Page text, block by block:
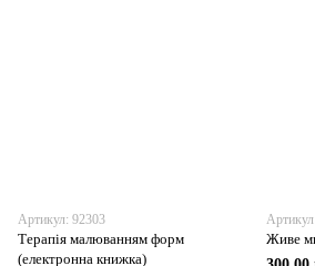
Артикул: 92303
Терапія малюванням форм
(електронна книжка)
Живе